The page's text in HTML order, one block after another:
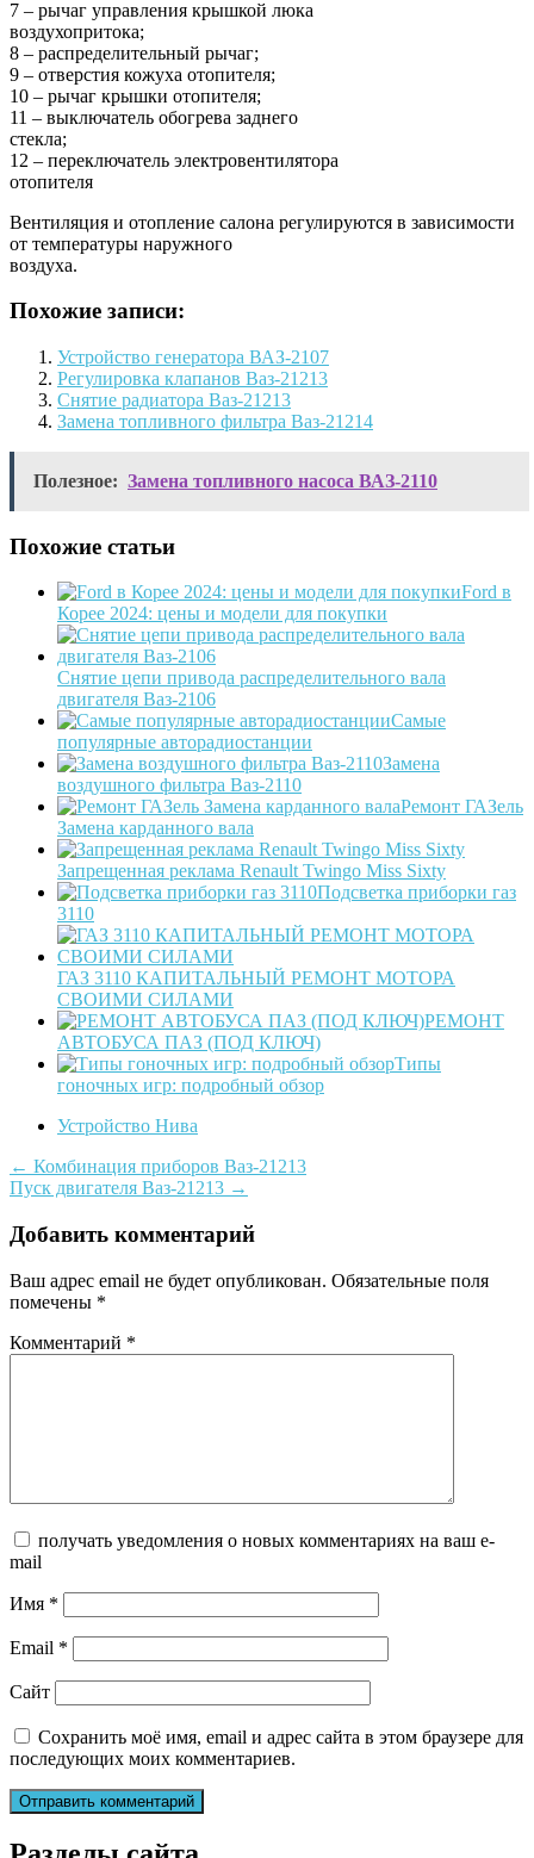
7 – рычаг управления крышкой люка
воздухопритока;
8 – распределительный рычаг;
9 – отверстия кожуха отопителя;
10 – рычаг крышки отопителя;
11 – выключатель обогрева заднего
стекла;
12 – переключатель электровентилятора
отопителя
Вентиляция и отопление салона регулируются в зависимости
от температуры наружного
воздуха.
Похожие записи:
Устройство генератора ВАЗ-2107
Регулировка клапанов Ваз-21213
Снятие радиатора Ваз-21213
Замена топливного фильтра Ваз-21214
Полезное: Замена топливного насоса ВАЗ-2110
Похожие статьи
Ford в
Корее 2024: цены и модели для покупки
Снятие цепи привода распределительного вала
двигателя Ваз-2106
Самые
популярные авторадиостанции
Замена
воздушного фильтра Ваз-2110
Ремонт ГАЗель
Замена карданного вала
Запрещенная реклама Renault Twingo Miss Sixty
Подсветка приборки газ
3110
ГАЗ 3110 КАПИТАЛЬНЫЙ РЕМОНТ МОТОРА
СВОИМИ СИЛАМИ
РЕМОНТ
АВТОБУСА ПАЗ (ПОД КЛЮЧ)
Типы
гоночных игр: подробный обзор
Устройство Нива
Post
navigation
← Комбинация приборов Ваз-21213
Пуск двигателя Ваз-21213 →
Добавить комментарий
Ваш адрес email не будет опубликован. Обязательные поля
помечены *
Комментарий *
получать уведомления о новых комментариях на ваш e-
mail
Имя *
Email *
Сайт
Сохранить моё имя, email и адрес сайта в этом браузере для
последующих моих комментариев.